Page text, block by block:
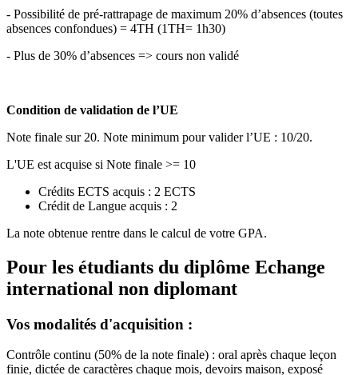
- Possibilité de pré-rattrapage de maximum 20% d’absences (toutes
absences confondues) = 4TH (1TH= 1h30)
- Plus de 30% d’absences => cours non validé
Condition de validation de l’UE
Note finale sur 20. Note minimum pour valider l’UE : 10/20.
L'UE est acquise si Note finale >= 10
Crédits ECTS acquis : 2 ECTS
Crédit de Langue acquis : 2
La note obtenue rentre dans le calcul de votre GPA.
Pour les étudiants du diplôme Echange
international non diplomant
Vos modalités d'acquisition :
Contrôle continu (50% de la note finale) : oral après chaque leçon
finie, dictée de caractères chaque mois, devoirs maison, exposé